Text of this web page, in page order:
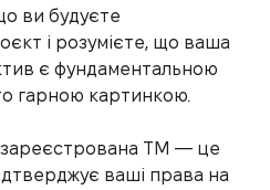
ви будуєте
і розумієте, що ваша
є фундаментальною
гарною картинкою.
зареєстрована ТМ — це
ваші права на